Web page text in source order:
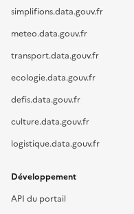
simplifions.data.gouv.fr
meteo.data.gouv.fr
transport.data.gouv.fr
ecologie.data.gouv.fr
defis.data.gouv.fr
culture.data.gouv.fr
logistique.data.gouv.fr
Développement
API du portail